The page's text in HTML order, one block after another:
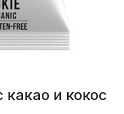
какао и кокос